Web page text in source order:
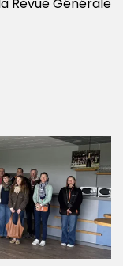
Revue Générale